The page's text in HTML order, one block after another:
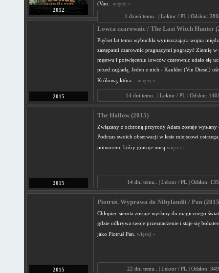
2012
(Van.. więcej »
1 dzień temu.. | Lektor / PL | Odsłon:
2015
Łowca czarownic / The Last Witch Hunter
Pięćset lat temu wybuchła wyniszczająca wojna
zastępami czarownic pragnącymi pogrążyć Ziemię w
męstwu i poświęceniu łowców czarownic udało się
przed zagładą. Jeden z nich - Kaulder (Vin Diesel)
Królową, która .. więcej »
14 dni temu.. | Lektor / PL | Odsłon:
2015
The Hollow (2015)
Związany z ochroną przyrody Adam zostaje
Podczas swoich obserwacji w lesie miejscowi
potworem, który grasuje nocą więcej »
14 dni temu.. | Lektor / PL | Odsłon:
2015
Piotruś. Wyprawa do Nibylandii / Pan
Chłopiec sierota zostaje wysłany do magicznego
gdzie odkrywa swoje przeznaczenie i staje się
jako Piotruś Pan. więcej »
22 dni temu.. | Lektor / PL | Odsłon: